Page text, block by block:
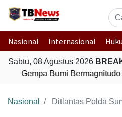
Nasional Internasional
Sabtu, 08 Agustus 2026
Gempa Bumi Bermagnitudo
Nasional Ditlantas Polda Sumsel